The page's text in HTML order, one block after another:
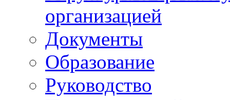
организацией
Документы
Образование
Руководство